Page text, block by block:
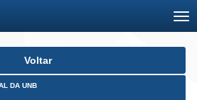
Voltar
DA UNB